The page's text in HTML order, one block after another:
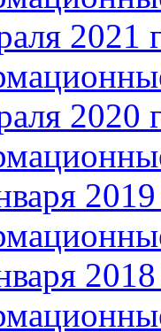
2021
2020
2019
2018